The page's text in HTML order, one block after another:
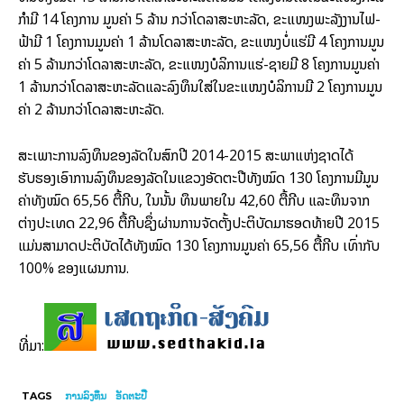
ກຳ​ມີ 14 ໂຄງ­ການ ມູນ​ຄ່າ 5 ລ້ານ ກວ່າ​ໂດ​ລາ​ສະ­ຫະ­ລັດ, ຂະ­ແໜງ​ພະ­ລັງງານ​ໄຟ­
ຟ້າ​ມີ 1 ໂຄງ­ການມູນ​ຄ່າ 1 ລ້ານໂດ​ລາ​ສະ­ຫະ­ລັດ, ຂະ­ແໜງ​ບໍ່​ແຮ່​ມີ 4 ໂຄງ­ການມູນ​
ຄ່າ 5 ລ້ານ​ກວ່າ​ໂດ​ລາ​ສະຫະ​ລັດ, ຂະ­ແໜງ​ບໍ­ລິ­ການ​ແຮ່-ຊາຍ​ມີ 8 ໂຄງ­ການມູນ​ຄ່າ
1 ລ້ານ​ກວ່າ​ໂດ​ລາສະ­ຫະ­ລັດແລະ​ລົງ­ທຶນ​ໃສ່​ໃນ​ຂະ­ແໜງບໍ­ລິ­ການ​ມີ 2 ໂຄງ­ການມູນ​
ຄ່າ 2 ລ້ານກວ່າ​ໂດ​ລາ​ສະ­ຫະ­ລັດ.
ສະ­ເພາະ​ການ​ລົງ­ທຶນ​ຂອງ​ລັດ​ໃນ​ສົກປີ 2014-2015 ສະ­ພາ​ແຫ່ງ​ຊາດ​ໄດ້​
ຮັບຮອງ​ເອົາ​ການ​ລົງ­ທຶນ​ຂອງ​ລັດ​ໃນ​ແຂວງອັດ​ຕະ​ປື​ທັງ​ໝົດ 130 ໂຄງ­ການມີ​ມູນ​
ຄ່າທັງ​ໝົດ 65,56 ຕື້​ກີບ, ໃນ​ນັ້ນ ທຶນ​ພາຍໃນ 42,60 ຕື້​ກີບ ແລະ​ທຶນ​ຈາກ​
ຕ່າງ​ປະເທດ 22,96 ຕື້​ກີບຊຶ່ງ​ຜ່ານ​ການ­ຈັດ­ຕັ້ງປະ­ຕິ­ບັດ​ມາ​ຮອດ​ທ້າຍ​ປີ 2015
ແມ່ນ​ສາມາດ​ປະ­ຕິ­ບັດ​ໄດ້​ທັງ​ໝົດ 130 ໂຄງ­ການມູນ​ຄ່າ 65,56 ຕື້​ກີບ ເທົ່າ​ກັບ
100% ຂອງ​ແຜນ­ການ.
ທີ່ມາ:
TAGS ການລົງທຶນ ອັດຕະປື